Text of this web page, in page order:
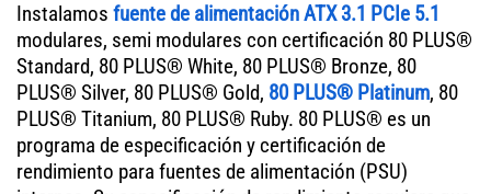
Instalamos fuente de alimentación ATX 3.1 PCIe 5.1
modulares, semi modulares con certificación 80 PLUS®
Standard, 80 PLUS® White, 80 PLUS® Bronze, 80
PLUS® Silver, 80 PLUS® Gold, 80 PLUS® Platinum, 80
PLUS® Titanium, 80 PLUS® Ruby. 80 PLUS® es un
programa de especificación y certificación de
rendimiento para fuentes de alimentación (PSU)